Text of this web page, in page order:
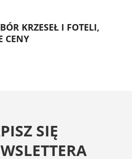
KRZESEŁ I FOTELI,
CENY
SIĘ